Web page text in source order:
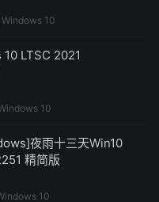
Windows 10
LTSC 2021
10
夜雨十三天Win10
精简版
10